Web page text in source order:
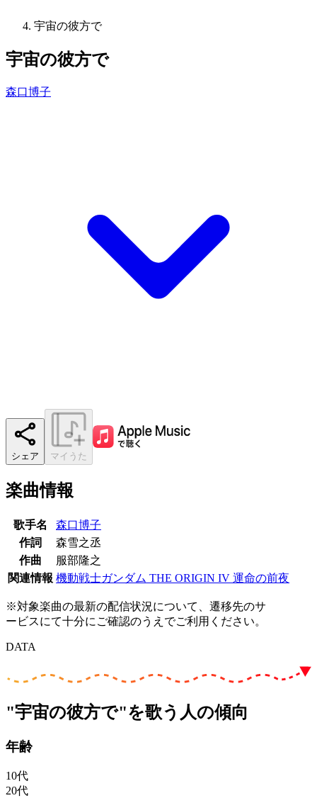
宇宙の彼方で
宇宙の彼方で
森口博子
シェア マイうた
楽曲情報
歌手名
森口博子
作詞
森雪之丞
作曲
服部隆之
関連情報 機動戦士ガンダム THE ORIGIN IV 運命の前夜
※対象楽曲の最新の配信状況について、遷移先のサ
ービスにて十分にご確認のうえでご利用ください。
DATA
"宇宙の彼方で"を歌う人の傾向
年齢
10代
20代